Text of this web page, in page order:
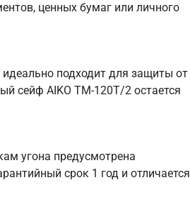
ценных бумаг или личного
подходит для защиты от
сейф AIKO TM-120T/2 остается
угона предусмотрена
срок 1 год и отличается